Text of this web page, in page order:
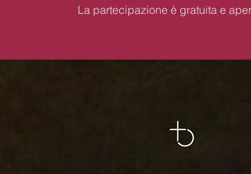
La partecipazione è gratuita e